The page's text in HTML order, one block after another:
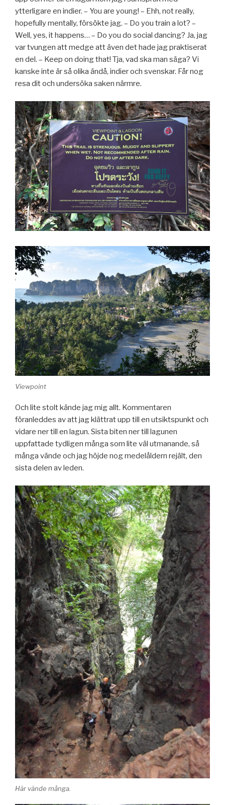
ytterligare en indier. – You are young! – Ehh, not really,
hopefully mentally, försökte jag. – Do you train a lot? –
Well, yes, it happens… – Do you do social dancing? Ja, jag
var tvungen att medge att även det hade jag praktiserat
en del. – Keep on doing that! Tja, vad ska man säga? Vi
kanske inte är så olika ändå, indier och svenskar. Får nog
resa dit och undersöka saken närmre.
Viewpoint
Och lite stolt kände jag mig allt. Kommentaren
föranleddes av att jag klättrat upp till en utsiktspunkt och
vidare ner till en lagun. Sista biten ner till lagunen
uppfattade tydligen många som lite väl utmanande, så
många vände och jag höjde nog medelåldern rejält, den
sista delen av leden.
Här vände många.